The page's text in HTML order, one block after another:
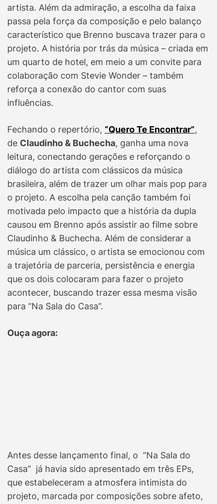
artista. Além da admiração, a escolha da faixa
passa pela força da composição e pelo balanço
característico que Brenno buscava trazer para o
projeto. A história por trás da música – criada em
um quarto de hotel, em meio a um convite para
colaboração com Stevie Wonder – também
reforça a conexão do cantor com suas
influências.
Fechando o repertório, “Quero Te Encontrar”,
de Claudinho & Buchecha, ganha uma nova
leitura, conectando gerações e reforçando o
diálogo do artista com clássicos da música
brasileira, além de trazer um olhar mais pop para
o projeto. A escolha pela canção também foi
motivada pelo impacto que a história da dupla
causou em Brenno após assistir ao filme sobre
Claudinho & Buchecha. Além de considerar a
música um clássico, o artista se emocionou com
a trajetória de parceria, persistência e energia
que os dois colocaram para fazer o projeto
acontecer, buscando trazer essa mesma visão
para “Na Sala do Casa”.
Ouça agora:
Antes desse lançamento final, o “Na Sala do
Casa” já havia sido apresentado em três EPs,
que estabeleceram a atmosfera intimista do
projeto, marcada por composições sobre afeto,